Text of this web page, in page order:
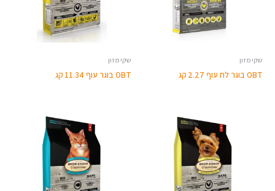
שקי מזון
OBT בוגר לח עוף 2.27 קג
שקי מזון
OBT בוגר עוף 11.34 קג